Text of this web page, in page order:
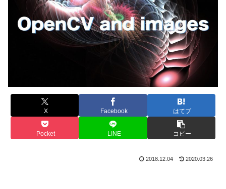
X Facebook はてブ
Pocket LINE コピー
2018.12.04 2020.03.26